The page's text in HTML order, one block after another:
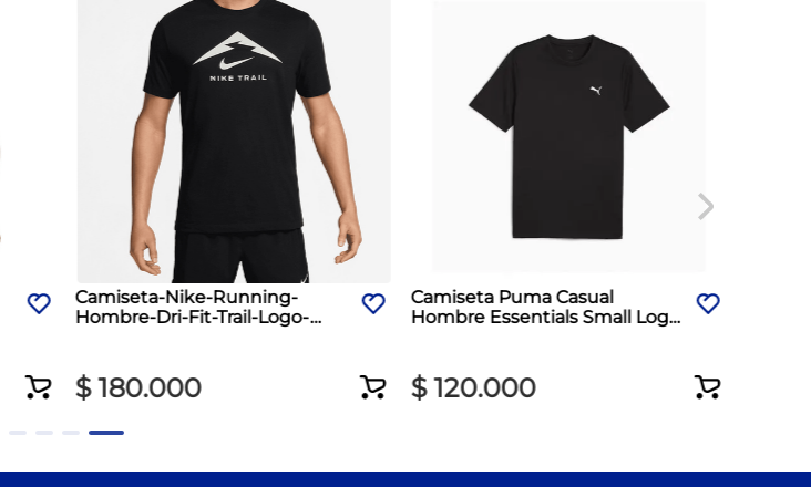
Camiseta-Nike-Running-
Hombre-Dri-Fit-Trail-Logo-
$ 180.000
Camiseta Puma Casual
Hombre Essentials Small Logo
$ 120.000